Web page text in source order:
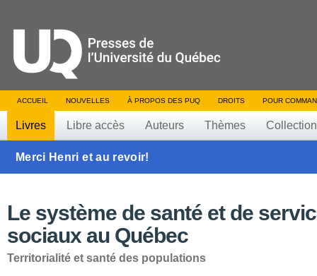
ACCUEIL NOUVELLES À PROPOS DES PUQ DROITS POUR
Livres Libre accès Auteurs Thèmes
Merci Henri et au revoir!
Le système de santé et de
sociaux au Québec
Territorialité et santé des populations